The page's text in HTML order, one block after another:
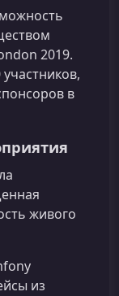
2019.
в
живого
из